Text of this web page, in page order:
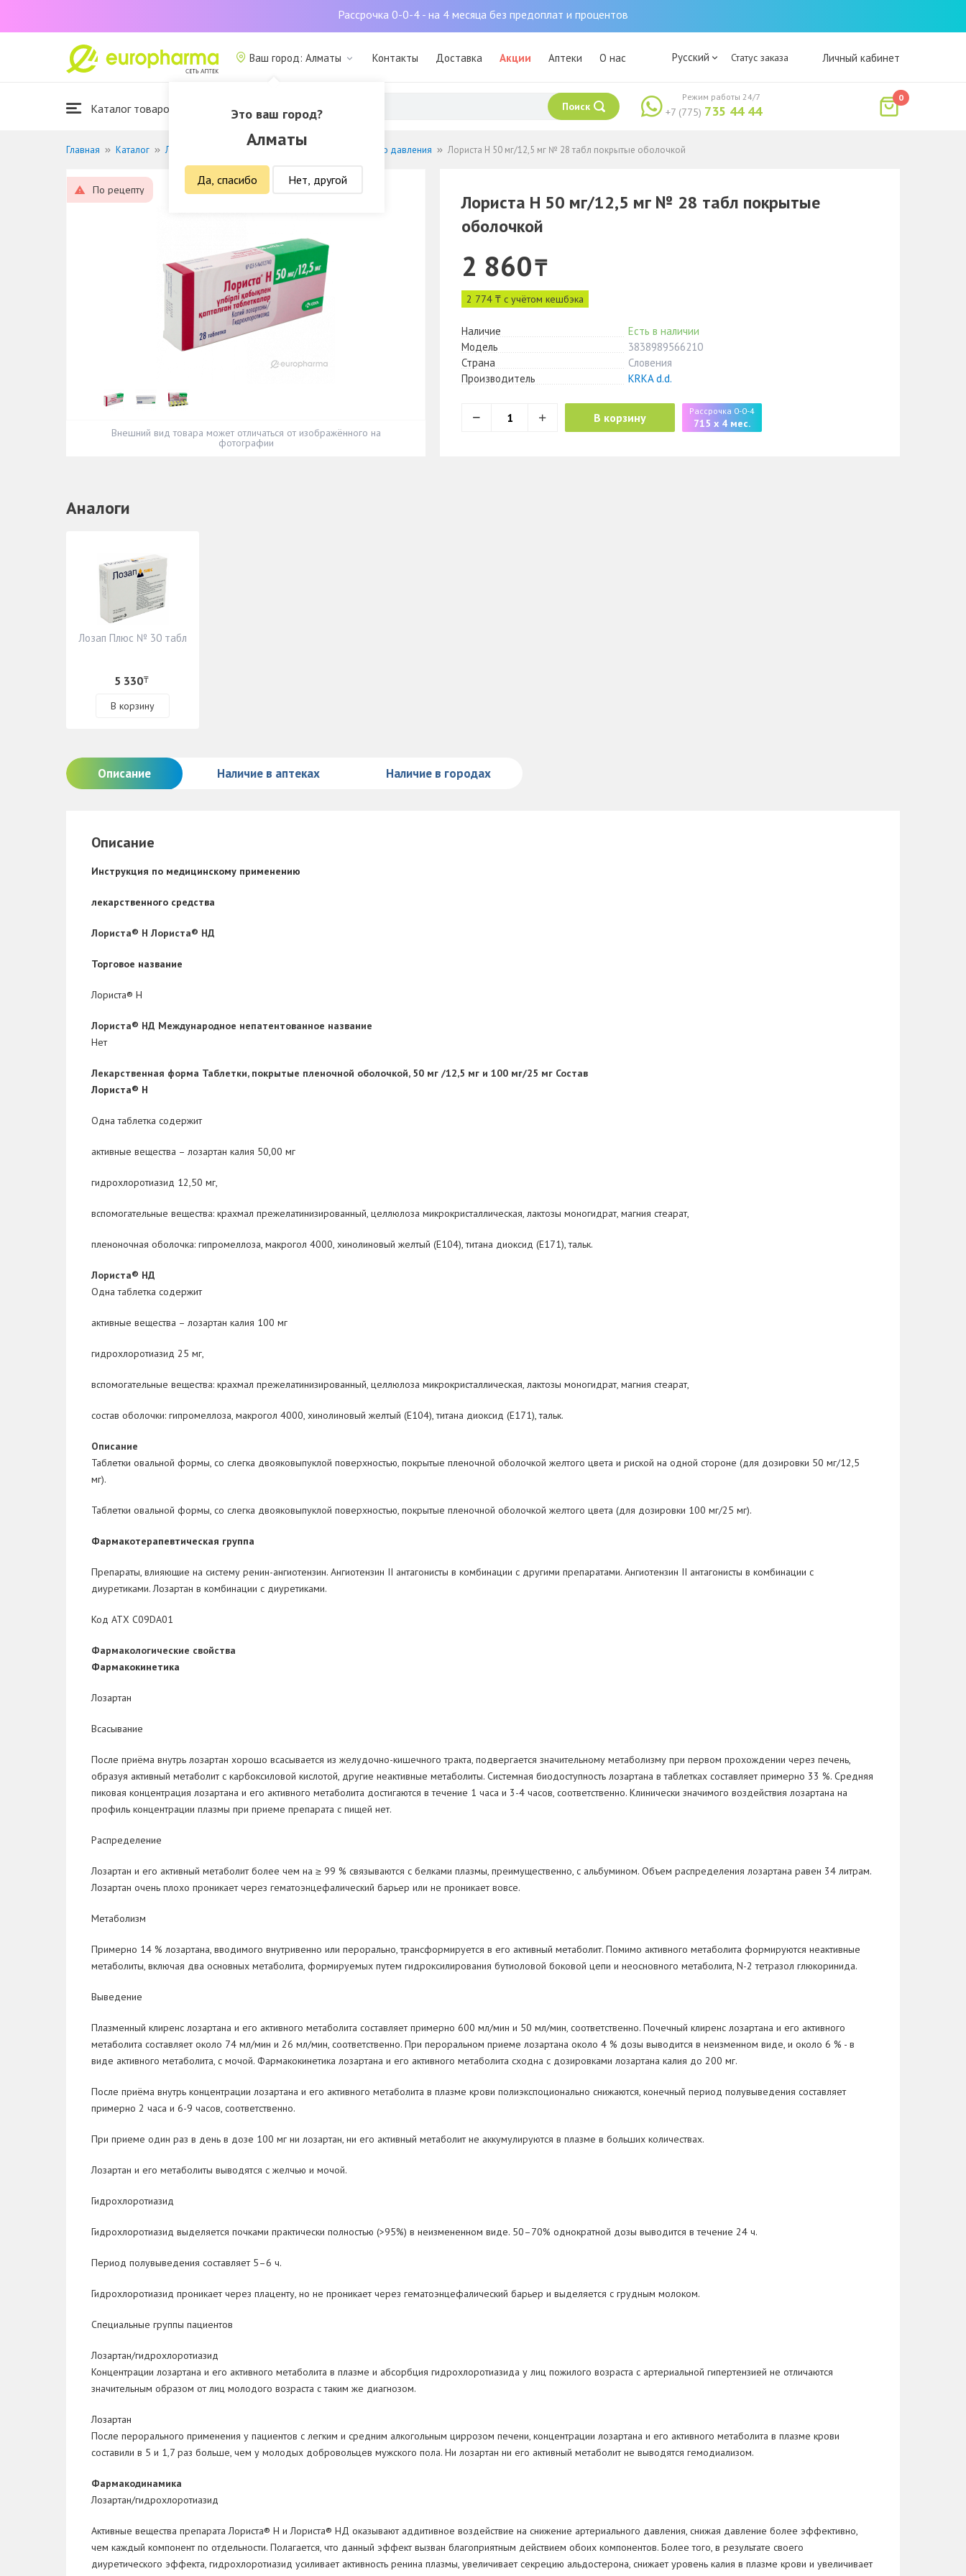
Рассрочка 0-0-4 - на 4 месяца без предоплат и процентов
Ваш город: Алматы
Это ваш город?
Алматы
Да, спасибо Нет, другой
Контакты Доставка Акции Аптеки О нас Русский Статус заказа Личный кабинет
Каталог товаров Поиск +7 (775) 735 44 44
Режим работы 24/7 0
Главная Каталог Лекарственные средства Лечение артериального давления Лориста Н 50 мг/12,5 мг № 28 табл покрытые оболочкой
По рецепту
Внешний вид товара может отличаться от изображённого на
фотографии
Лориста Н 50 мг/12,5 мг № 28 табл покрытые
оболочкой
2 860₸
2 774 ₸ с учётом кешбэка
Наличие
Есть в наличии
Модель
3838989566210
Страна
Словения
Производитель
KRKA d.d.
В корзину Рассрочка 0-0-4
715 x 4 мес.
Аналоги
Лозап Плюс № 30 табл
5 330₸
В корзину
Описание Наличие в аптеках Наличие в городах
Описание
Инструкция по медицинскому применению
лекарственного средства
Лориста® Н Лориста® НД
Торговое название
Лориста® Н
Лориста® НД Международное непатентованное название
Нет
Лекарственная форма Таблетки, покрытые пленочной оболочкой, 50 мг /12,5 мг и 100 мг/25 мг Состав
Лориста® Н
Одна таблетка содержит
активные вещества – лозартан калия 50,00 мг
гидрохлоротиазид 12,50 мг,
вспомогательные вещества: крахмал прежелатинизированный, целлюлоза микрокристаллическая, лактозы моногидрат, магния стеарат,
пленоночная оболочка: гипромеллоза, макрогол 4000, хинолиновый желтый (Е104), титана диоксид (Е171), тальк.
Лориста® НД
Одна таблетка содержит
активные вещества – лозартан калия 100 мг
гидрохлоротиазид 25 мг,
вспомогательные вещества: крахмал прежелатинизированный, целлюлоза микрокристаллическая, лактозы моногидрат, магния стеарат,
состав оболочки: гипромеллоза, макрогол 4000, хинолиновый желтый (Е104), титана диоксид (Е171), тальк.
Описание
Таблетки овальной формы, со слегка двояковыпуклой поверхностью, покрытые пленочной оболочкой желтого цвета и риской на одной стороне (для дозировки 50 мг/12,5
мг).
Таблетки овальной формы, со слегка двояковыпуклой поверхностью, покрытые пленочной оболочкой желтого цвета (для дозировки 100 мг/25 мг).
Фармакотерапевтическая группа
Препараты, влияющие на систему ренин-ангиотензин. Ангиотензин II антагонисты в комбинации с другими препаратами. Ангиотензин II антагонисты в комбинации с
диуретиками. Лозартан в комбинации с диуретиками.
Код АТX С09DA01
Фармакологические свойства
Фармакокинетика
Лозартан
Всасывание
После приёма внутрь лозартан хорошо всасывается из желудочно-кишечного тракта, подвергается значительному метаболизму при первом прохождении через печень,
образуя активный метаболит с карбоксиловой кислотой, другие неактивные метаболиты. Системная биодоступность лозартана в таблетках составляет примерно 33 %. Средняя
пиковая концентрация лозартана и его активного метаболита достигаются в течение 1 часа и 3-4 часов, соответственно. Клинически значимого воздействия лозартана на
профиль концентрации плазмы при приеме препарата с пищей нет.
Распределение
Лозартан и его активный метаболит более чем на ≥ 99 % связываются с белками плазмы, преимущественно, с альбумином. Объем распределения лозартана равен 34 литрам.
Лозартан очень плохо проникает через гематоэнцефалический барьер или не проникает вовсе.
Метаболизм
Примерно 14 % лозартана, вводимого внутривенно или перорально, трансформируется в его активный метаболит. Помимо активного метаболита формируются неактивные
метаболиты, включая два основных метаболита, формируемых путем гидроксилирования бутиоловой боковой цепи и неосновного метаболита, N-2 тетразол глюкоринида.
Выведение
Плазменный клиренс лозартана и его активного метаболита составляет примерно 600 мл/мин и 50 мл/мин, соответственно. Почечный клиренс лозартана и его активного
метаболита составляет около 74 мл/мин и 26 мл/мин, соответственно. При пероральном приеме лозартана около 4 % дозы выводится в неизменном виде, и около 6 % - в
виде активного метаболита, с мочой. Фармакокинетика лозартана и его активного метаболита сходна с дозировками лозартана калия до 200 мг.
После приёма внутрь концентрации лозартана и его активного метаболита в плазме крови полиэкспоционально снижаются, конечный период полувыведения составляет
примерно 2 часа и 6-9 часов, соответственно.
При приеме один раз в день в дозе 100 мг ни лозартан, ни его активный метаболит не аккумулируются в плазме в больших количествах.
Лозартан и его метаболиты выводятся с желчью и мочой.
Гидрохлоротиазид
Гидрохлоротиазид выделяется почками практически полностью (>95%) в неизмененном виде. 50–70% однократной дозы выводится в течение 24 ч.
Период полувыведения составляет 5–6 ч.
Гидрохлоротиазид проникает через плаценту, но не проникает через гематоэнцефалический барьер и выделяется с грудным молоком.
Специальные группы пациентов
Лозартан/гидрохлоротиазид
Концентрации лозартана и его активного метаболита в плазме и абсорбция гидрохлоротиазида у лиц пожилого возраста с артериальной гипертензией не отличаются
значительным образом от лиц молодого возраста с таким же диагнозом.
Лозартан
После перорального применения у пациентов с легким и средним алкогольным циррозом печени, концентрации лозартана и его активного метаболита в плазме крови
составили в 5 и 1,7 раз больше, чем у молодых добровольцев мужского пола. Ни лозартан ни его активный метаболит не выводятся гемодиализом.
Фармакодинамика
Лозартан/гидрохлоротиазид
Активные вещества препарата Лориста® Н и Лориста® НД оказывают аддитивное воздействие на снижение артериального давления, снижая давление более эффективно,
чем каждый компонент по отдельности. Полагается, что данный эффект вызван благоприятным действием обоих компонентов. Более того, в результате своего
диуретического эффекта, гидрохлоротиазид усиливает активность ренина плазмы, увеличивает секрецию альдостерона, снижает уровень калия в плазме крови и увеличивает